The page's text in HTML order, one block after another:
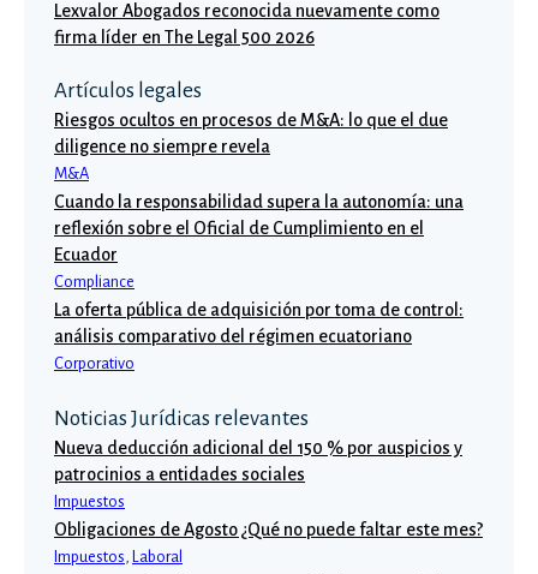
Lexvalor Abogados reconocida nuevamente como
firma líder en The Legal 500 2026
Artículos legales
Riesgos ocultos en procesos de M&A: lo que el due
diligence no siempre revela
M&A
Cuando la responsabilidad supera la autonomía: una
reflexión sobre el Oficial de Cumplimiento en el
Ecuador
Compliance
La oferta pública de adquisición por toma de control:
análisis comparativo del régimen ecuatoriano
Corporativo
Noticias Jurídicas relevantes
Nueva deducción adicional del 150 % por auspicios y
patrocinios a entidades sociales
Impuestos
Obligaciones de Agosto ¿Qué no puede faltar este mes?
Impuestos, Laboral